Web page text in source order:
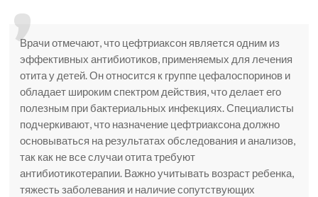
Врачи отмечают, что цефтриаксон является одним из
эффективных антибиотиков, применяемых для лечения
отита у детей. Он относится к группе цефалоспоринов и
обладает широким спектром действия, что делает его
полезным при бактериальных инфекциях. Специалисты
подчеркивают, что назначение цефтриаксона должно
основываться на результатах обследования и анализов,
так как не все случаи отита требуют
антибиотикотерапии. Важно учитывать возраст ребенка,
тяжесть заболевания и наличие сопутствующих